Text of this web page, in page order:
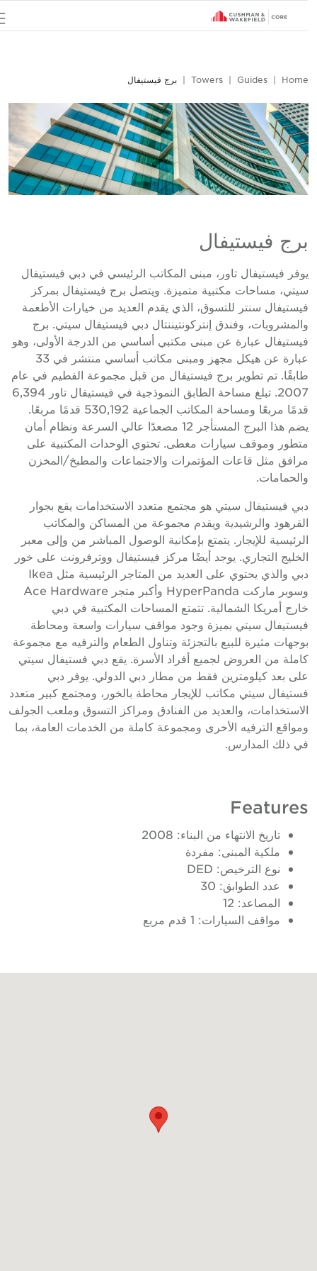
Home
Guides
Towers برج فيستيفال
برج فيستيفال
يوفر فيستيفال تاور، مبنى المكاتب الرئيسي في دبي فيستيفال
سيتي، مساحات مكتبية متميزة. ويتصل برج فيستيفال بمركز
فيستيفال سنتر للتسوق، الذي يقدم العديد من خيارات الأطعمة
والمشروبات، وفندق إنتركونتيننتال دبي فيستيفال سيتي. برج
فيستيفال عبارة عن مبنى مكتبي أساسي من الدرجة الأولى، وهو
عبارة عن هيكل مجهز ومبنى مكاتب أساسي منتشر في 33
طابقًا. تم تطوير برج فيستيفال من قبل مجموعة الفطيم في عام
2007. تبلغ مساحة الطابق النموذجية في فيستيفال تاور 6,394
قدمًا مربعًا ومساحة المكاتب الجماعية 530,192 قدمًا مربعًا.
يضم هذا البرج المستأجر 12 مصعدًا عالي السرعة ونظام أمان
متطور وموقف سيارات مغطى. تحتوي الوحدات المكتبية على
مرافق مثل قاعات المؤتمرات والاجتماعات والمطبخ/المخزن
والحمامات.
دبي فيستيفال سيتي هو مجتمع متعدد الاستخدامات يقع بجوار
القرهود والرشيدية ويقدم مجموعة من المساكن والمكاتب
الرئيسية للإيجار. يتمتع بإمكانية الوصول المباشر من وإلى معبر
الخليج التجاري. يوجد أيضًا مركز فيستيفال ووترفرونت على خور
دبي والذي يحتوي على العديد من المتاجر الرئيسية مثل Ikea
وسوبر ماركت HyperPanda وأكبر متجر Ace Hardware
خارج أمريكا الشمالية. تتمتع المساحات المكتبية في دبي
فيستيفال سيتي بميزة وجود مواقف سيارات واسعة ومحاطة
بوجهات مثيرة للبيع بالتجزئة وتناول الطعام والترفيه مع مجموعة
كاملة من العروض لجميع أفراد الأسرة. يقع دبي فستيفال سيتي
على بعد كيلومترين فقط من مطار دبي الدولي. يوفر دبي
فستيفال سيتي مكاتب للإيجار محاطة بالخور، ومجتمع كبير متعدد
الاستخدامات، والعديد من الفنادق ومراكز التسوق وملعب الجولف
ومواقع الترفيه الأخرى ومجموعة كاملة من الخدمات العامة، بما
في ذلك المدارس.
Features
تاريخ الانتهاء من البناء: 2008
ملكية المبنى: مفردة
نوع الترخيص: DED
عدد الطوابق: 30
المصاعد: 12
مواقف السيارات: 1 قدم مربع